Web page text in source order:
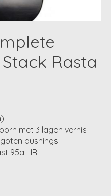
Rasta
met 3 lagen vernis
bushings
95a HR
is